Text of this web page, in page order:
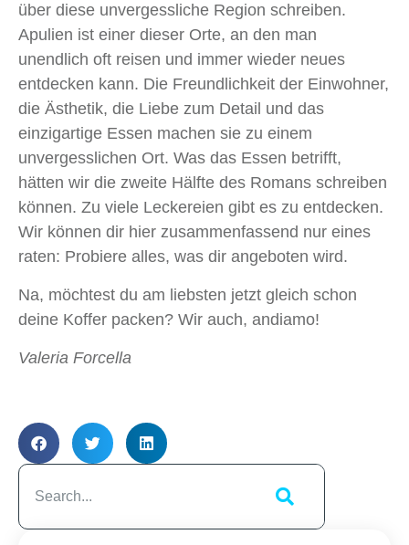
über diese unvergessliche Region schreiben.
Apulien ist einer dieser Orte, an den man
unendlich oft reisen und immer wieder neues
entdecken kann. Die Freundlichkeit der Einwohner,
die Ästhetik, die Liebe zum Detail und das
einzigartige Essen machen sie zu einem
unvergesslichen Ort. Was das Essen betrifft,
hätten wir die zweite Hälfte des Romans schreiben
können. Zu viele Leckereien gibt es zu entdecken.
Wir können dir hier zusammenfassend nur eines
raten: Probiere alles, was dir angeboten wird.
Na, möchtest du am liebsten jetzt gleich schon
deine Koffer packen? Wir auch, andiamo!
Valeria Forcella